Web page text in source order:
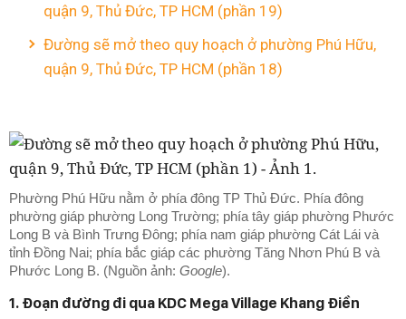
quận 9, Thủ Đức, TP HCM (phần 19)
Đường sẽ mở theo quy hoạch ở phường Phú Hữu,
quận 9, Thủ Đức, TP HCM (phần 18)
Phường Phú Hữu nằm ở phía đông TP Thủ Đức. Phía đông
phường giáp phường Long Trường; phía tây giáp phường Phước
Long B và Bình Trưng Đông; phía nam giáp phường Cát Lái và
tỉnh Đồng Nai; phía bắc giáp các phường Tăng Nhơn Phú B và
Phước Long B. (Nguồn ảnh: Google).
1. Đoạn đường đi qua KDC Mega Village Khang Điền